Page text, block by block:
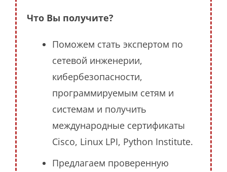
Что Вы получите?
Поможем стать экспертом по
сетевой инженерии,
кибербезопасности,
программируемым сетям и
системам и получить
международные сертификаты
Cisco, Linux LPI, Python Institute.
Предлагаем проверенную